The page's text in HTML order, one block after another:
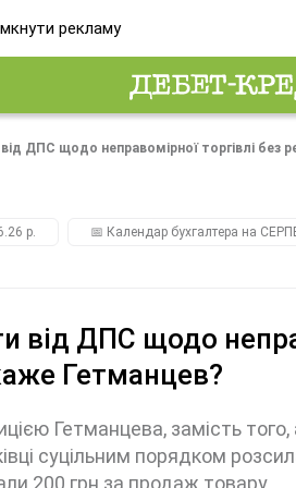
рекламу
ДПС щодо неправомірної торгівлі
р. 📅 Календар бухгалтера на
від ДПС щодо
Гетманцев?
Гетманцева, замість
суцільним порядком
200 грн за продаж товару